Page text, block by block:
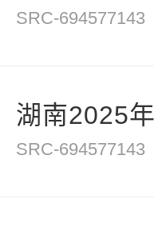
SRC-694577143
湖南2025
SRC-694577143